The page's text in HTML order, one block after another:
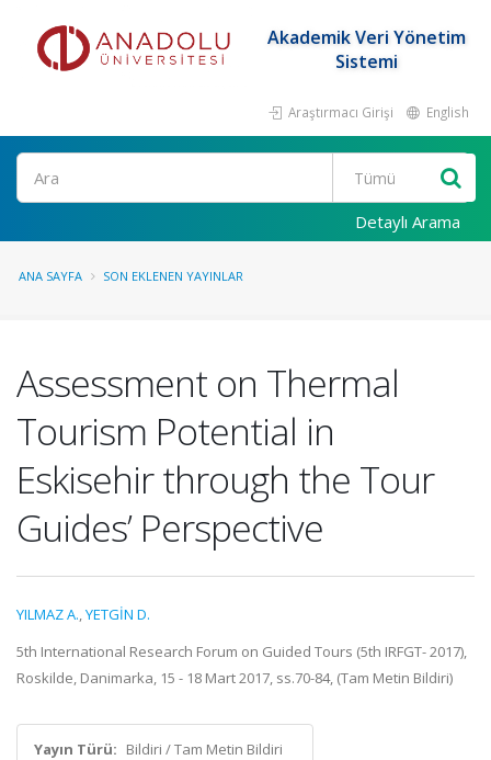
Akademik Veri Yönetim
Sistemi
Araştırmacı Girişi English
Ara
Detaylı Arama
ANA SAYFA SON EKLENEN YAYINLAR
Assessment on Thermal
Tourism Potential in
Eskisehir through the Tour
Guides’ Perspective
YILMAZ A.,YETGİN D.
5th International Research Forum on Guided Tours (5th IRFGT- 2017),
Roskilde, Danimarka, 15 - 18 Mart 2017, ss.70-84, (Tam Metin Bildiri)
Yayın Türü: Bildiri / Tam Metin Bildiri